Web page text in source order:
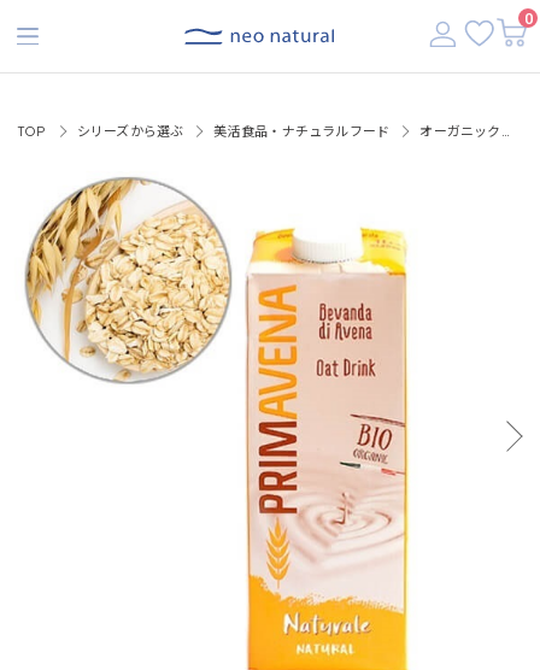
0
TOP シリーズから選ぶ 美活食品・ナチュラルフード